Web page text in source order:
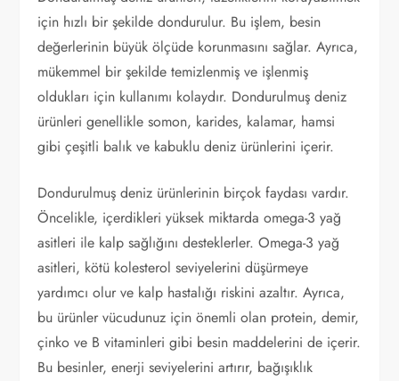
için hızlı bir şekilde dondurulur. Bu işlem, besin
değerlerinin büyük ölçüde korunmasını sağlar. Ayrıca,
mükemmel bir şekilde temizlenmiş ve işlenmiş
oldukları için kullanımı kolaydır. Dondurulmuş deniz
ürünleri genellikle somon, karides, kalamar, hamsi
gibi çeşitli balık ve kabuklu deniz ürünlerini içerir.
Dondurulmuş deniz ürünlerinin birçok faydası vardır.
Öncelikle, içerdikleri yüksek miktarda omega-3 yağ
asitleri ile kalp sağlığını desteklerler. Omega-3 yağ
asitleri, kötü kolesterol seviyelerini düşürmeye
yardımcı olur ve kalp hastalığı riskini azaltır. Ayrıca,
bu ürünler vücudunuz için önemli olan protein, demir,
çinko ve B vitaminleri gibi besin maddelerini de içerir.
Bu besinler, enerji seviyelerini artırır, bağışıklık